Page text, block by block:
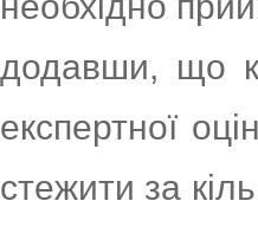
додавши, що
експертної
стежити за